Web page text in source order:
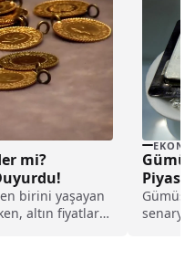
mi?
birini yaşayan
altın fiyatları